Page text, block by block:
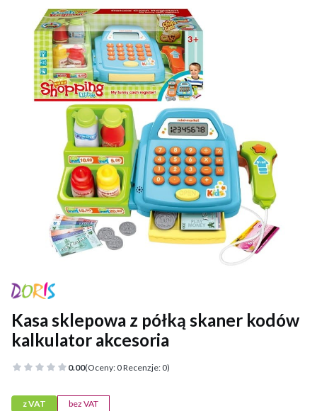
Kasa sklepowa z półką skaner kodów
kalkulator akcesoria
0.00(Oceny: 0 Recenzje: 0)
z VAT bez VAT